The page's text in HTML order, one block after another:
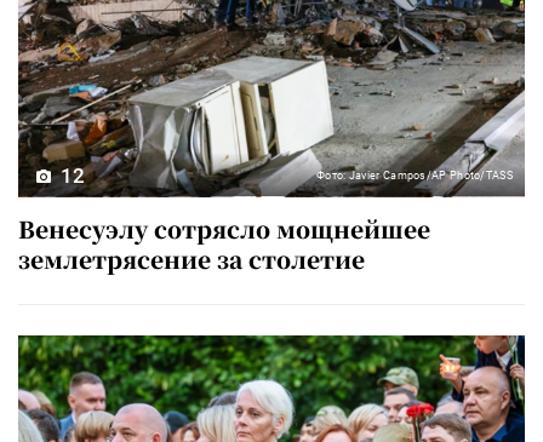
12 Фото: Javier Campos/AP Photo/TASS
Венесуэлу сотрясло мощнейшее
землетрясение за столетие